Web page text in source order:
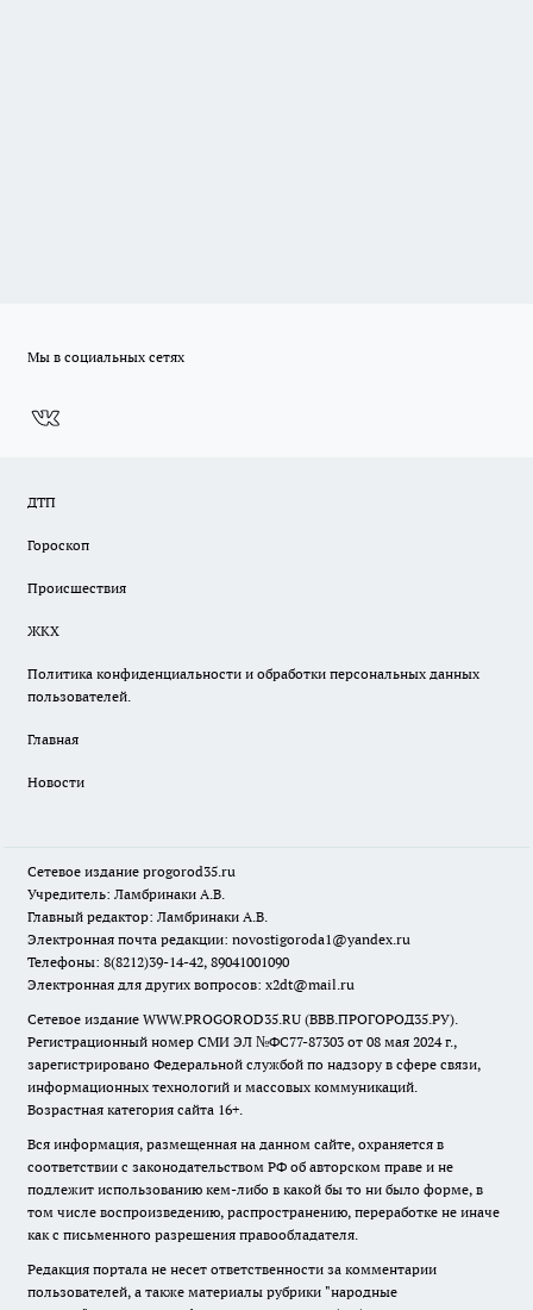
Мы в социальных сетях
ДТП
Гороскоп
Происшествия
ЖКХ
Политика конфиденциальности и обработки персональных данных
пользователей.
Главная
Новости
Сетевое издание progorod35.ru
Учредитель: Ламбринаки А.В.
Главный редактор: Ламбринаки А.В.
Электронная почта редакции: novostigoroda1@yandex.ru
Телефоны: 8(8212)39-14-42, 89041001090
Электронная для других вопросов: x2dt@mail.ru
Сетевое издание WWW.PROGOROD35.RU (ВВВ.ПРОГОРОД35.РУ).
Регистрационный номер СМИ ЭЛ №ФС77-87303 от 08 мая 2024 г.,
зарегистрировано Федеральной службой по надзору в сфере связи,
информационных технологий и массовых коммуникаций.
Возрастная категория сайта 16+.
Вся информация, размещенная на данном сайте, охраняется в
соответствии с законодательством РФ об авторском праве и не
подлежит использованию кем-либо в какой бы то ни было форме, в
том числе воспроизведению, распространению, переработке не иначе
как с письменного разрешения правообладателя.
Редакция портала не несет ответственности за комментарии
пользователей, а также материалы рубрики "народные